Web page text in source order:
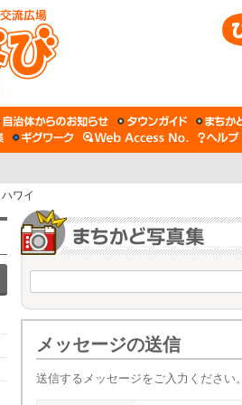
ハワイ
メッセージの送信
送信するメッセージをご入力ください